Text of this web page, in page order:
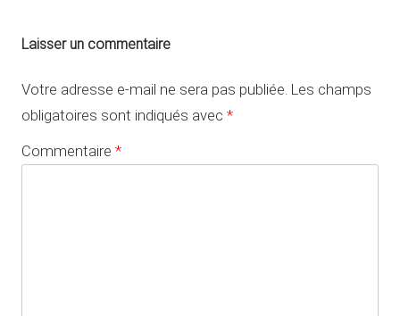
Laisser un commentaire
Votre adresse e-mail ne sera pas publiée. Les champs
obligatoires sont indiqués avec *
Commentaire *